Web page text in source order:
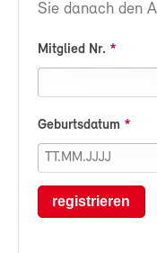
Sie danach den
Mitglied Nr.
Geburtsdatum
registrieren